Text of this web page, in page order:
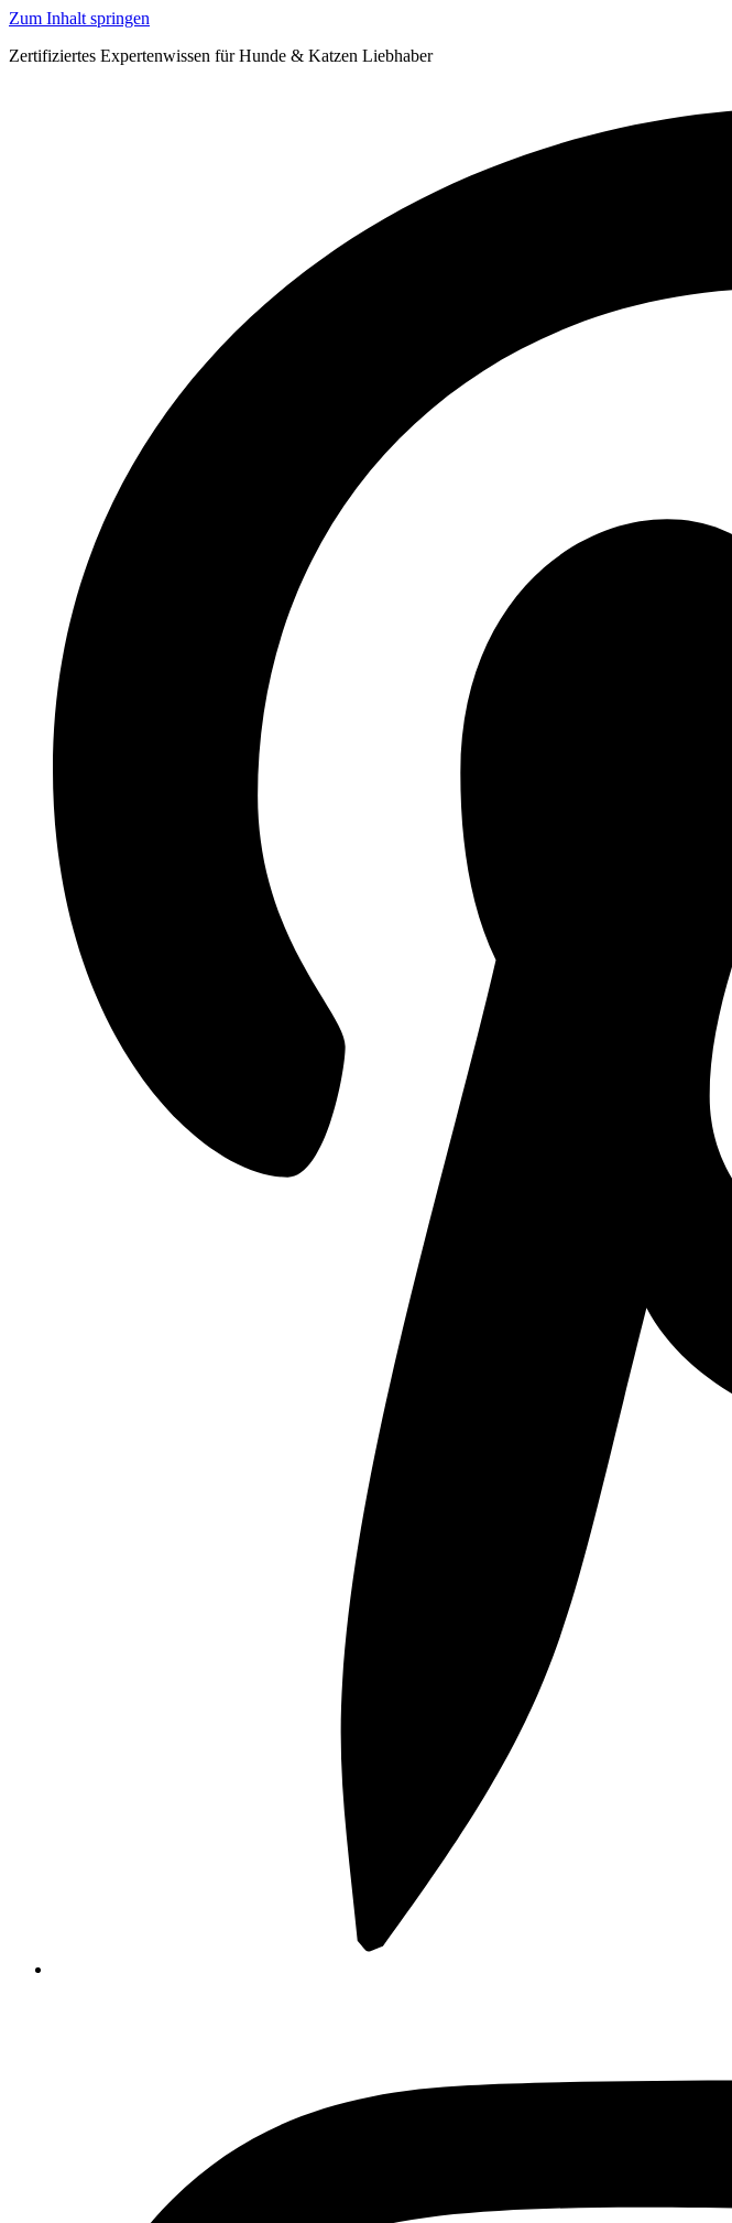
Zum Inhalt springen
Zertifiziertes Expertenwissen für Hunde & Katzen Liebhaber